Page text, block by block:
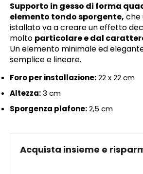
Supporto in gesso di forma
elemento tondo sporgente, che
istallato va a creare un effetto
molto particolare e dal
Un elemento minimale ed
semplice e lineare.
Foro per installazione:22 x 22 cm
Altezza:3 cm
Sporgenza plafone:2,5 cm
Acquista insieme e